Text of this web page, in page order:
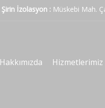
Şirin İzolasyon :Müskebi Mah.
Hakkımızda Hizmetlerimiz